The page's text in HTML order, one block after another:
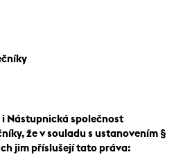
Nástupnická společnost
že v souladu s ustanovením §
jim příslušejí tato práva: